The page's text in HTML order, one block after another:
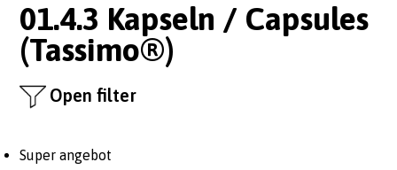
01.4.3 Kapseln / Capsules
(Tassimo®)
Open filter
Super angebot